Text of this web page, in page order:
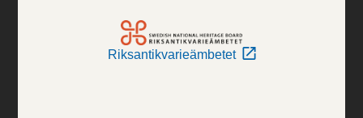
Riksantikvarieämbetet